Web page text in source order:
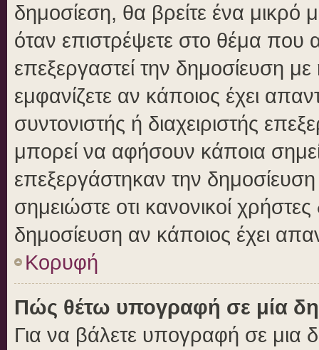
δημοσίεση, θα βρείτε ένα
όταν επιστρέψετε στο θέμα που
επεξεργαστεί την δημοσίευση
εμφανίζετε αν κάποιος έχει
συντονιστής ή διαχειριστής
μπορεί να αφήσουν κάποια
επεξεργάστηκαν την
σημειώστε οτι κανονικοί
δημοσίευση αν κάποιος έχει
Κορυφή
Πώς θέτω υπογραφή σε μία
Για να βάλετε υπογραφή σε μια